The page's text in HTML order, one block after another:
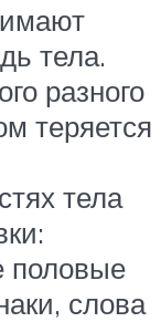
тела.
разного
теряется
тела
половые
слова